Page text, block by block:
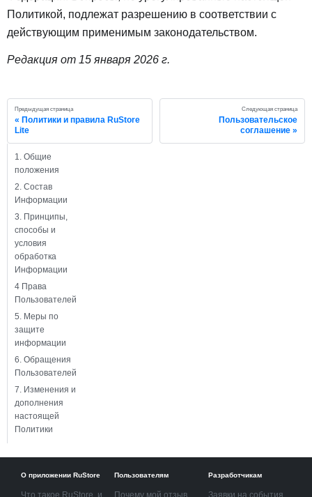
Политикой, подлежат разрешению в соответствии с
действующим применимым законодательством.
Редакция от 15 января 2026 г.
Предыдущая страница
Политики и правила RuStore
Lite
Следующая страница
Пользовательское
соглашение
1. Общие
положения
2. Состав
Информации
3. Принципы,
способы и
условия
обработка
Информации
4 Права
Пользователей
5. Меры по
защите
информации
6. Обращения
Пользователей
7. Изменения и
дополнения
настоящей
Политики
О приложении RuStore
Что такое RuStore, и
Пользователям
Почему мой отзыв
Разработчикам
Заявки на события